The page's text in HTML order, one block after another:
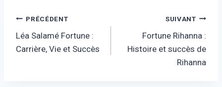
Navigation
de
PRÉCÉDENT
Léa Salamé Fortune :
Carrière, Vie et Succès
SUIVANT
Fortune Rihanna :
Histoire et succès de
Rihanna